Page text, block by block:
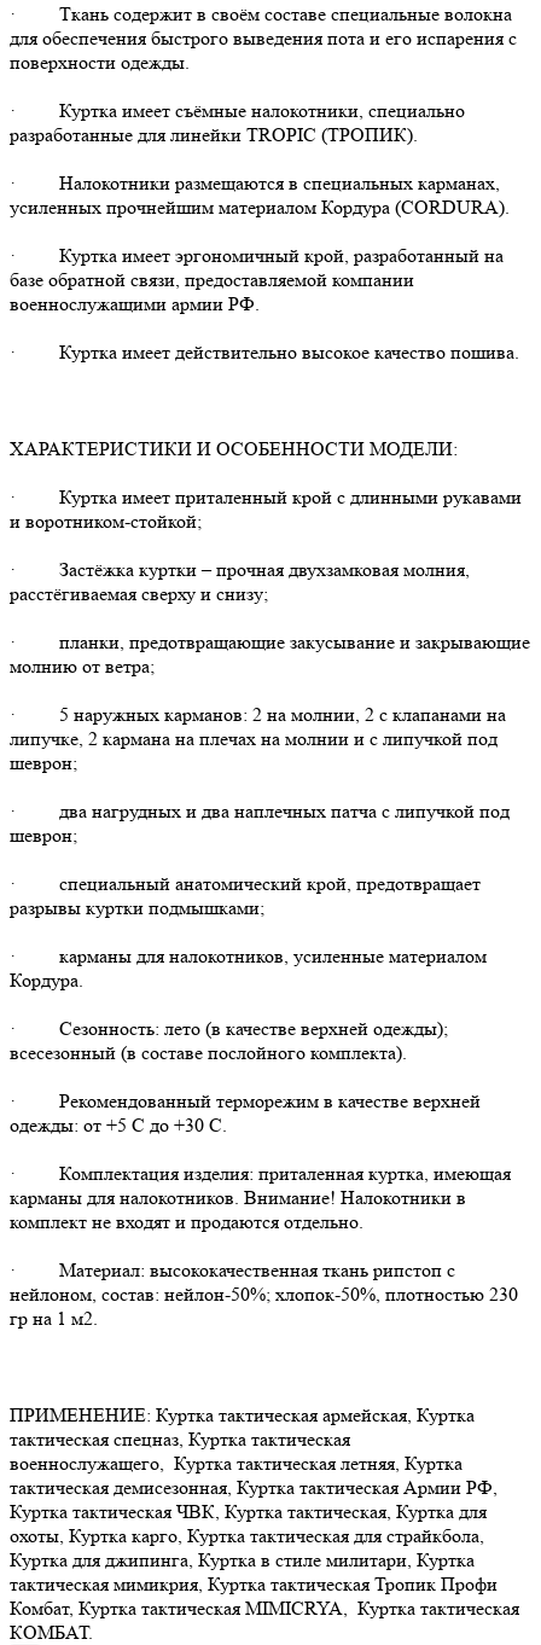
· Ткань содержит в своём составе специальные волокна
для обеспечения быстрого выведения пота и его испарения с
поверхности одежды.
· Куртка имеет съёмные налокотники, специально
разработанные для линейки TROPIC (ТРОПИК).
· Налокотники размещаются в специальных карманах,
усиленных прочнейшим материалом Кордура (CORDURA).
· Куртка имеет эргономичный крой, разработанный на
базе обратной связи, предоставляемой компании
военнослужащими армии РФ.
· Куртка имеет действительно высокое качество пошива.
ХАРАКТЕРИСТИКИ И ОСОБЕННОСТИ МОДЕЛИ:
· Куртка имеет приталенный крой с длинными рукавами
и воротником-стойкой;
· Застёжка куртки – прочная двухзамковая молния,
расстёгиваемая сверху и снизу;
· планки, предотвращающие закусывание и закрывающие
молнию от ветра;
· 5 наружных карманов: 2 на молнии, 2 с клапанами на
липучке, 2 кармана на плечах на молнии и с липучкой под
шеврон;
· два нагрудных и два наплечных патча с липучкой под
шеврон;
· специальный анатомический крой, предотвращает
разрывы куртки подмышками;
· карманы для налокотников, усиленные материалом
Кордура.
· Сезонность: лето (в качестве верхней одежды);
всесезонный (в составе послойного комплекта).
· Рекомендованный терморежим в качестве верхней
одежды: от +5 С до +30 С.
· Комплектация изделия: приталенная куртка, имеющая
карманы для налокотников. Внимание! Налокотники в
комплект не входят и продаются отдельно.
· Материал: высококачественная ткань рипстоп с
нейлоном, состав: нейлон-50%; хлопок-50%, плотностью 230
гр на 1 м2.
ПРИМЕНЕНИЕ: Куртка тактическая армейская, Куртка
тактическая спецназ, Куртка тактическая
военнослужащего, Куртка тактическая летняя, Куртка
тактическая демисезонная, Куртка тактическая Армии РФ,
Куртка тактическая ЧВК, Куртка тактическая, Куртка для
охоты, Куртка карго, Куртка тактическая для страйкбола,
Куртка для джипинга, Куртка в стиле милитари, Куртка
тактическая мимикрия, Куртка тактическая Тропик Профи
Комбат, Куртка тактическая MIMICRYA, Куртка тактическая
КОМБАТ.